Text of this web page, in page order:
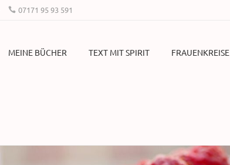
07171 95 93 591
MEINE BÜCHER TEXT MIT SPIRIT FRAUENKREISE